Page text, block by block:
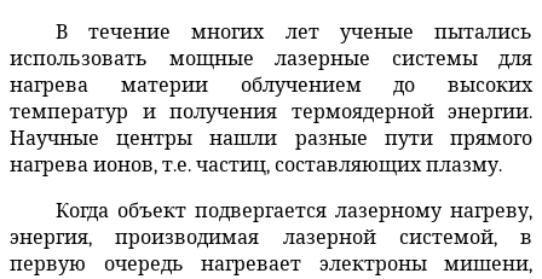
В течение многих лет ученые пытались
использовать мощные лазерные системы для
нагрева материи облучением до высоких
температур и получения термоядерной энергии.
Научные центры нашли разные пути прямого
нагрева ионов, т.е. частиц, составляющих плазму.
Когда объект подвергается лазерному нагреву,
энергия, производимая лазерной системой, в
первую очередь нагревает электроны мишени,